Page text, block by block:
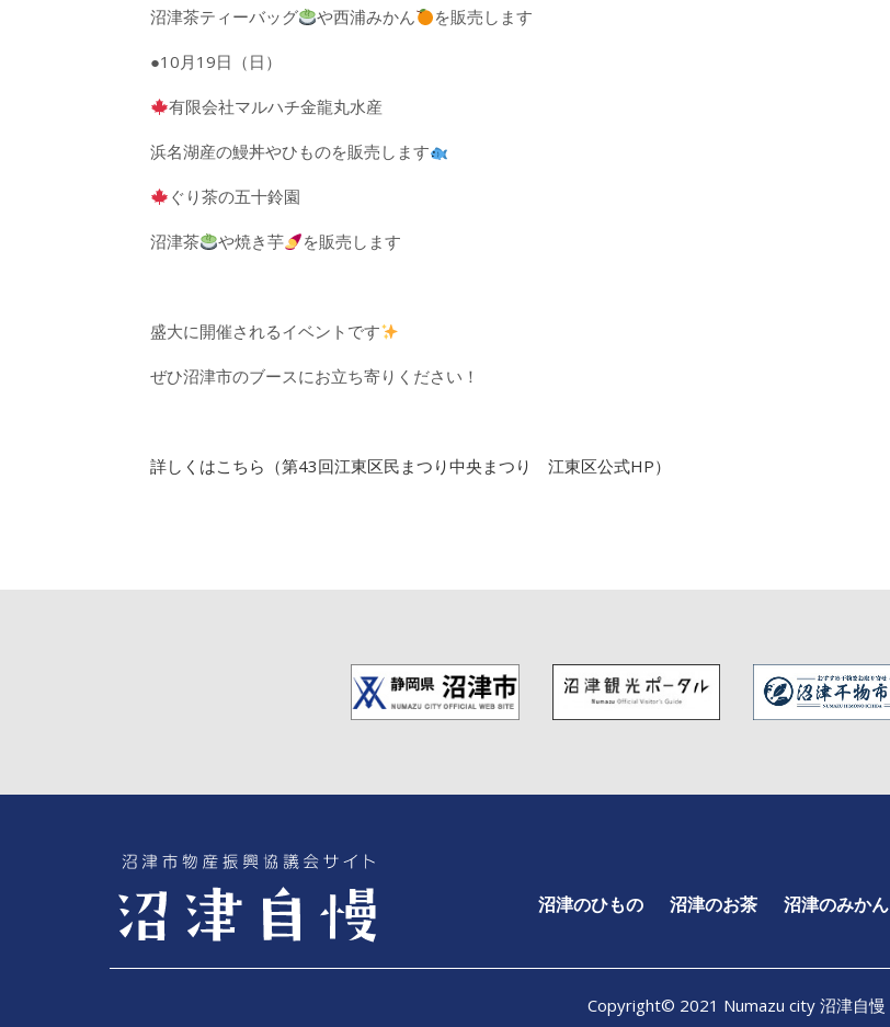
沼津茶ティーバッグ や西浦みかん を販売します
●10月19日（日）
有限会社マルハチ金龍丸水産
浜名湖産の鰻丼やひものを販売します
ぐり茶の五十鈴園
沼津茶 や焼き芋 を販売します
盛大に開催されるイベントです
ぜひ沼津市のブースにお立ち寄りください！
詳しくはこちら（第43回江東区民まつり中央まつり 江東区公式HP）
沼津のひもの 沼津のお茶 沼津のみかん
Copyright© 2021 Numazu city 沼津自慢